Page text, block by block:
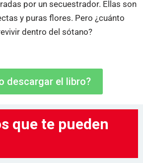
por un secuestrador. Ellas son
y puras flores. Pero ¿cuánto
dentro del sótano?
descargar el libro?
que te pueden